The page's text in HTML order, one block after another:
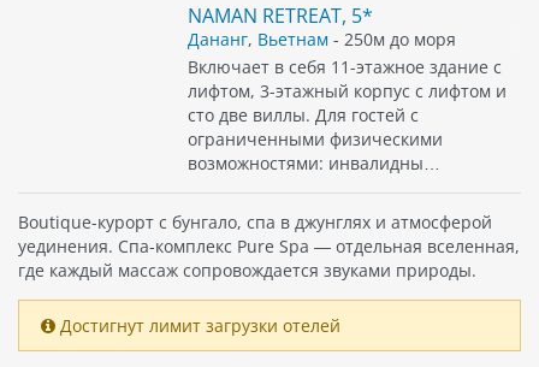
NAMAN RETREAT, 5*
Дананг, Вьетнам - 250м до моря
Включает в себя 11-этажное здание с
лифтом, 3-этажный корпус с лифтом и
сто две виллы. Для гостей с
ограниченными физическими
возможностями: инвалидны…
Boutique-курорт с бунгало, спа в джунглях и атмосферой
уединения. Спа-комплекс Pure Spa — отдельная вселенная,
где каждый массаж сопровождается звуками природы.
Достигнут лимит загрузки отелей